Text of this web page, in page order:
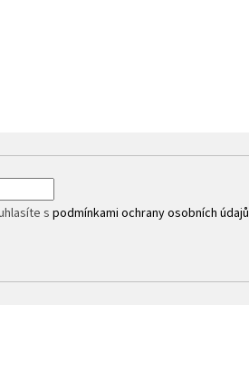
spodmínkami ochrany osobních údajů